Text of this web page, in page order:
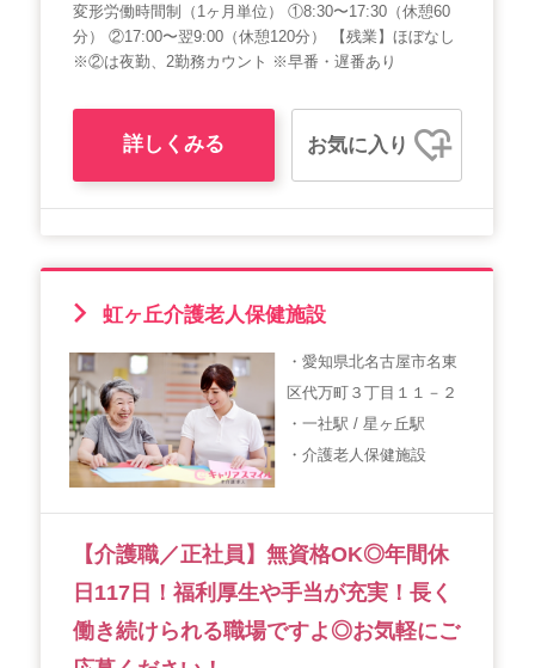
変形労働時間制（1ヶ月単位） ①8:30〜17:30（休憩60
分） ②17:00〜翌9:00（休憩120分） 【残業】ほぼなし
※②は夜勤、2勤務カウント ※早番・遅番あり
詳しくみる お気に入り
虹ヶ丘介護老人保健施設
・愛知県北名古屋市名東
区代万町３丁目１１－２
・一社駅 / 星ヶ丘駅
・介護老人保健施設
【介護職／正社員】無資格OK◎年間休
日117日！福利厚生や手当が充実！長く
働き続けられる職場ですよ◎お気軽にご